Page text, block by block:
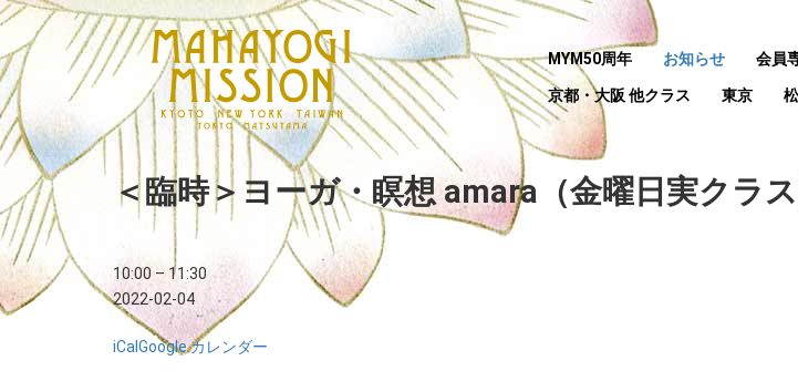
MYM50周年 お知らせ 会員
京都・大阪 他クラス 東京
＜臨時＞ヨーガ・瞑想 amara（金曜日実クラス
10:00 – 11:30
2022-02-04
iCal Google カレンダー